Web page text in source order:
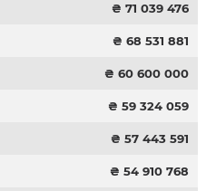
₴ 71 039 476
₴ 68 531 881
₴ 60 600 000
₴ 59 324 059
₴ 57 443 591
₴ 54 910 768